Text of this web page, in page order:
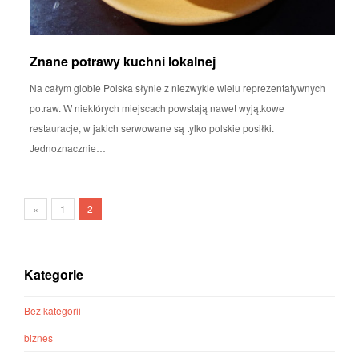
Znane potrawy kuchni lokalnej
Na całym globie Polska słynie z niezwykle wielu reprezentatywnych
potraw. W niektórych miejscach powstają nawet wyjątkowe
restauracje, w jakich serwowane są tylko polskie posiłki.
Jednoznacznie…
« 1 2
Kategorie
Bez kategorii
biznes